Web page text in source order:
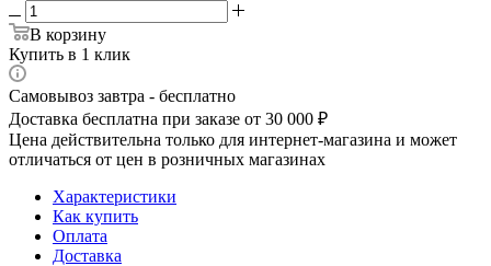
В корзину
Купить в 1 клик
Самовывоз завтра - бесплатно
Доставка бесплатна при заказе от 30 000 ₽
Цена действительна только для интернет-магазина и может
отличаться от цен в розничных магазинах
Характеристики
Как купить
Оплата
Доставка